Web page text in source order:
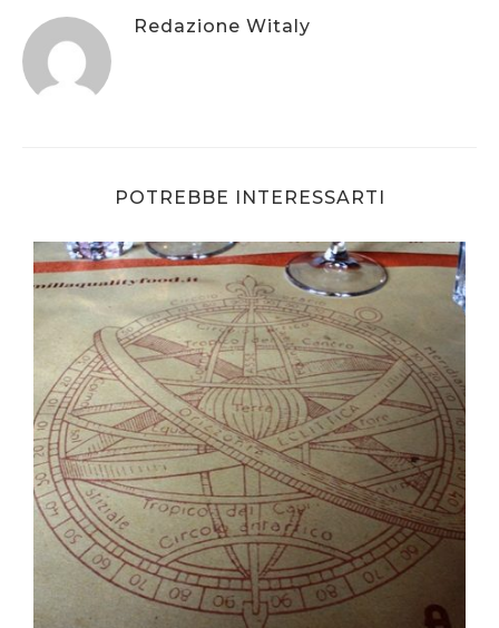
Redazione Witaly
POTREBBE INTERESSARTI